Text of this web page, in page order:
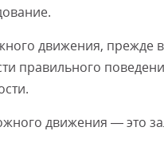
движения, прежде
правильного
движения — это